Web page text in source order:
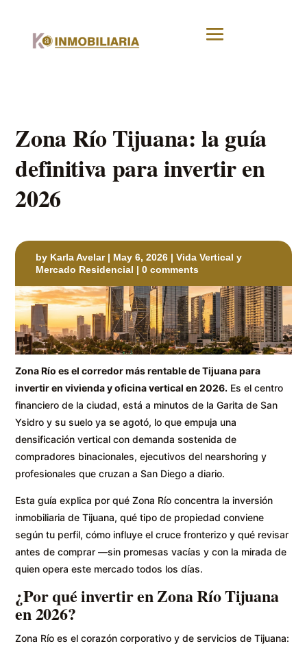
Zona Río Tijuana: la guía
definitiva para invertir en
2026
by Karla Avelar| May 6, 2026 |Vida Vertical y
Mercado Residencial |0 comments
Zona Río es el corredor más rentable de Tijuana para
invertir en vivienda y oficina vertical en 2026. Es el centro
financiero de la ciudad, está a minutos de la Garita de San
Ysidro y su suelo ya se agotó, lo que empuja una
densificación vertical con demanda sostenida de
compradores binacionales, ejecutivos del nearshoring y
profesionales que cruzan a San Diego a diario.
Esta guía explica por qué Zona Río concentra la inversión
inmobiliaria de Tijuana, qué tipo de propiedad conviene
según tu perfil, cómo influye el cruce fronterizo y qué revisar
antes de comprar —sin promesas vacías y con la mirada de
quien opera este mercado todos los días.
¿Por qué invertir en Zona Río Tijuana
en 2026?
Zona Río es el corazón corporativo y de servicios de Tijuana: